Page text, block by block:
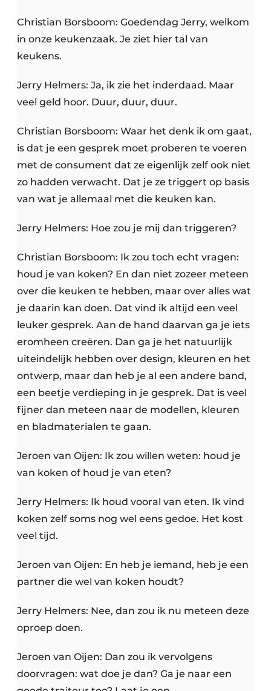
Christian Borsboom: Goedendag Jerry, welkom
in onze keukenzaak. Je ziet hier tal van
keukens.
Jerry Helmers: Ja, ik zie het inderdaad. Maar
veel geld hoor. Duur, duur, duur.
Christian Borsboom: Waar het denk ik om gaat,
is dat je een gesprek moet proberen te voeren
met de consument dat ze eigenlijk zelf ook niet
zo hadden verwacht. Dat je ze triggert op basis
van wat je allemaal met die keuken kan.
Jerry Helmers: Hoe zou je mij dan triggeren?
Christian Borsboom: Ik zou toch echt vragen:
houd je van koken? En dan niet zozeer meteen
over die keuken te hebben, maar over alles wat
je daarin kan doen. Dat vind ik altijd een veel
leuker gesprek. Aan de hand daarvan ga je iets
eromheen creëren. Dan ga je het natuurlijk
uiteindelijk hebben over design, kleuren en het
ontwerp, maar dan heb je al een andere band,
een beetje verdieping in je gesprek. Dat is veel
fijner dan meteen naar de modellen, kleuren
en bladmaterialen te gaan.
Jeroen van Oijen: Ik zou willen weten: houd je
van koken of houd je van eten?
Jerry Helmers: Ik houd vooral van eten. Ik vind
koken zelf soms nog wel eens gedoe. Het kost
veel tijd.
Jeroen van Oijen: En heb je iemand, heb je een
partner die wel van koken houdt?
Jerry Helmers: Nee, dan zou ik nu meteen deze
oproep doen.
Jeroen van Oijen: Dan zou ik vervolgens
doorvragen: wat doe je dan? Ga je naar een